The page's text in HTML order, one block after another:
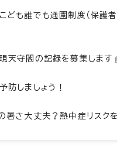
ども誰でも通園制度（保護
天守閣の記録を募集します
防しましょう！
暑さ大丈夫？熱中症リスク